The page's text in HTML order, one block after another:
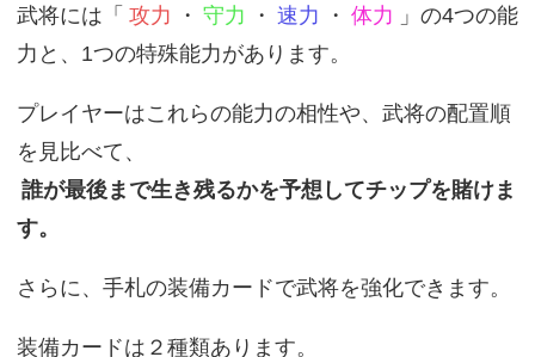
武将には「 攻力 ・ 守力 ・ 速力 ・ 体力 」の4つの能
力と、1つの特殊能力があります。
プレイヤーはこれらの能力の相性や、武将の配置順
を見比べて、
誰が最後まで生き残るかを予想してチップを賭けま
す。
さらに、手札の装備カードで武将を強化できます。
装備カードは２種類あります。